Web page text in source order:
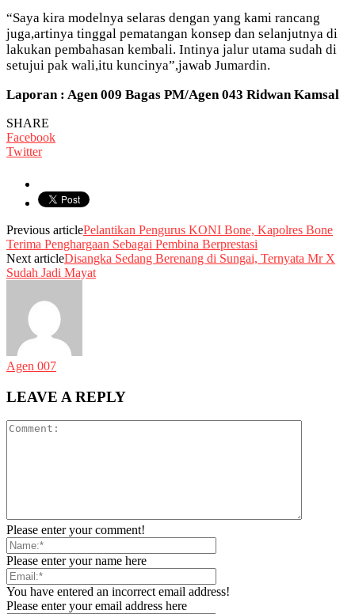
“Saya kira modelnya selaras dengan yang kami rancang
juga,artinya tinggal pematangan konsep dan selanjutnya di
lakukan pembahasan kembali. Intinya jalur utama sudah di
setujui pak wali,itu kuncinya”,jawab Jumardin.
Laporan : Agen 009 Bagas PM/Agen 043 Ridwan Kamsal
SHARE
Facebook
Twitter
Previous articlePelantikan Pengurus KONI Bone, Kapolres Bone
Terima Penghargaan Sebagai Pembina Berprestasi
Next articleDisangka Sedang Berenang di Sungai, Ternyata Mr X
Sudah Jadi Mayat
Agen 007
LEAVE A REPLY
Please enter your comment!
Please enter your name here
You have entered an incorrect email address!
Please enter your email address here